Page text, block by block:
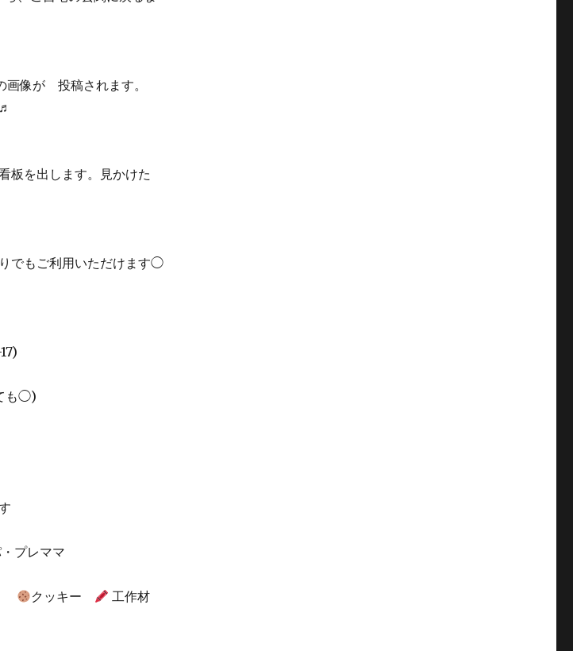
像が 投稿されます。
を出します。見かけた
でもご利用いただけます◯
も◯)
プレママ
) クッキー
工作材